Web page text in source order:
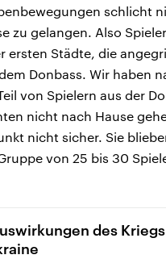
schlicht
zu gelangen. Also
ersten Städte, die
Donbass. Wir haben
von Spielern aus der
nicht nach Hause
nicht sicher. Sie
von 25 bis 30
des